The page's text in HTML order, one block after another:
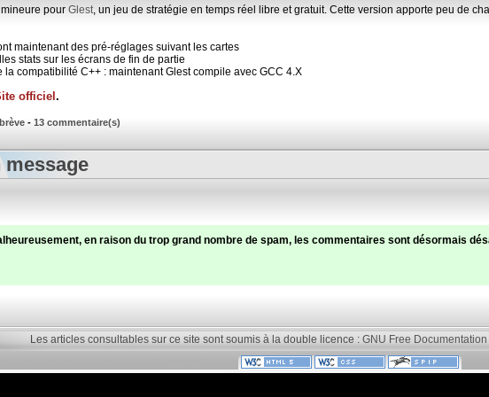
pour Glest, un jeu de stratégie en temps réel libre et gratuit. Cette version apporte peu de
maintenant des pré-réglages suivant les cartes
stats sur les écrans de fin de partie
la compatibilité C++ : maintenant Glest compile avec GCC 4.X
officiel .
- 13 commentaire(s)
en raison du trop grand nombre de spam, les commentaires sont désormais
Les articles consultables sur ce site sont soumis à la double licence : GNU Free